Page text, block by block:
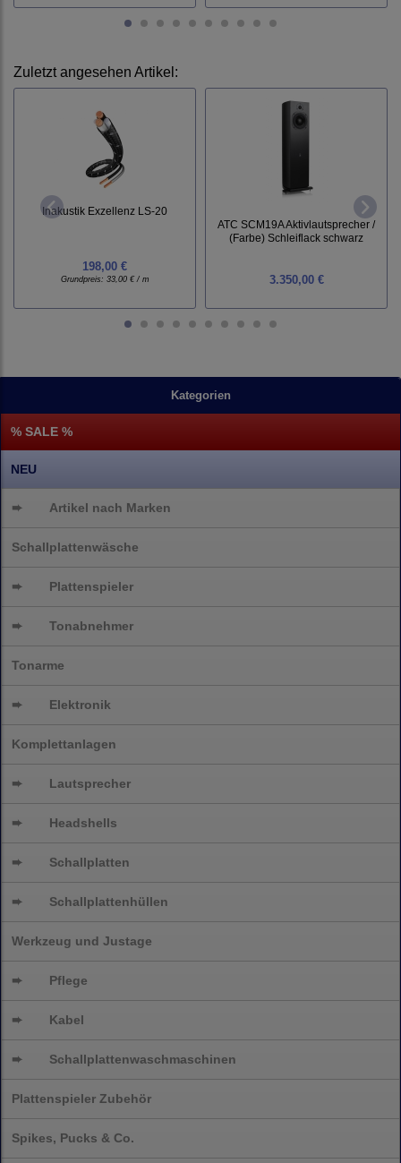
Kategorien
% SALE %
NEU
➨ Artikel nach Marken
Schallplattenwäsche
➨ Plattenspieler
➨ Tonabnehmer
Tonarme
➨ Elektronik
Komplettanlagen
➨ Lautsprecher
➨ Headshells
➨ Schallplatten
➨ Schallplattenhüllen
Werkzeug und Justage
➨ Pflege
➨ Kabel
➨ Schallplattenwaschmaschinen
Plattenspieler Zubehör
Spikes, Pucks & Co.
Zuletzt angesehen Artikel:
Inakustik Exzellenz LS-20
198,00 €
Grundpreis: 33,00 € / m
ATC SCM19A Aktivlautsprecher /
(Farbe) Schleiflack schwarz
3.350,00 €